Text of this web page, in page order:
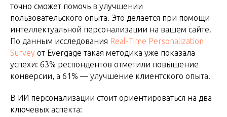
точно сможет помочь в улучшении
пользовательского опыта. Это делается при помощи
интеллектуальной персонализации на вашем сайте.
По данным исследования Real-Time Personalization
Survey от Evergage такая методика уже показала
успехи: 63% респондентов отметили повышение
конверсии, а 61% — улучшение клиентского опыта.
В ИИ персонализации стоит ориентироваться на два
ключевых аспекта: